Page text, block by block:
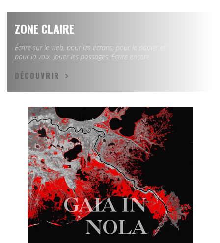
ZONE CLAIRE
Écrire sur le web, pour les écrans, pour le papier et
pour la voix. Jouer les passages. Écrire encore.
DÉCOUVRIR